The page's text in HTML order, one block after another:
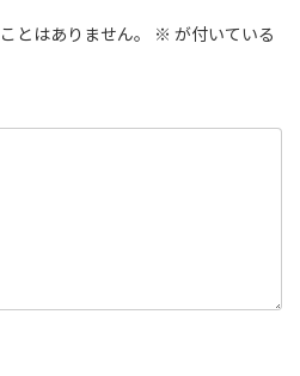
とはありません。 ※ が付いている